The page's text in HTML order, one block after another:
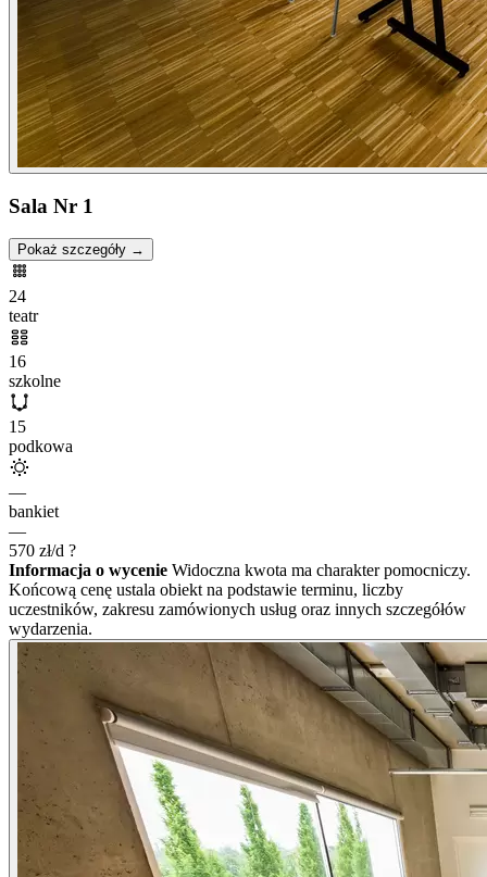
Sala Nr 1
Pokaż szczegóły →
24
teatr
16
szkolne
15
podkowa
—
bankiet
—
570 zł/d ?
Informacja o wycenie Widoczna kwota ma charakter pomocniczy.
Końcową cenę ustala obiekt na podstawie terminu, liczby
uczestników, zakresu zamówionych usług oraz innych szczegółów
wydarzenia.